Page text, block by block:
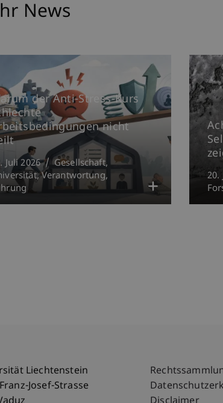
News
der Anti-Stress-Kurs
nicht
Juli 2026
Gesellschaft
Verantwortung
20.
Liechtenstein
Josef-Strasse